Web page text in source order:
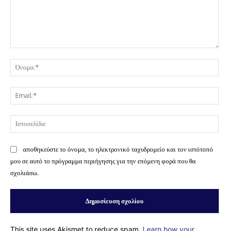
αποθηκεύστε το όνομα, το ηλεκτρονικό ταχυδρομείο και τον ιστότοπό
μου σε αυτό το πρόγραμμα περιήγησης για την επόμενη φορά που θα
σχολιάσω.
This site uses Akismet to reduce spam. Learn how your